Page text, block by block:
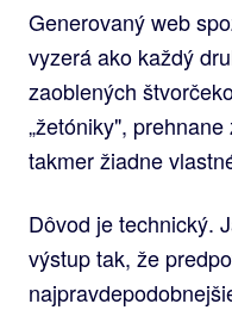
Generovaný web
vyzerá ako každý
zaoblených
„žetóniky",
takmer žiadne
Dôvod je technický.
výstup tak, že